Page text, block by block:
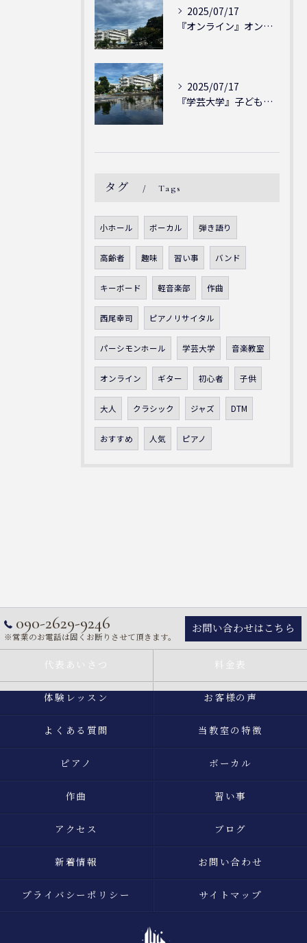
2025/07/17
『オンライン』オンラインの会員様大募集中！シェリー・アーツ音...
2025/07/17
『学芸大学』子どもには子どもの表現が大切！シェリー・アーツ音...
タグ Tags
小ホール ボーカル 弾き語り
高齢者 趣味 習い事 バンド
キーボード 軽音楽部 作曲
西尾幸司 ピアノリサイタル
パーシモンホール 学芸大学 音楽教室
オンライン ギター 初心者 子供
大人 クラシック ジャズ DTM
おすすめ 人気 ピアノ
090-2629-9246
※営業のお電話は固くお断りさせて頂きます。
お問い合わせはこちら
代表あいさつ 料金表
体験レッスン お客様の声
よくある質問 当教室の特徴
ピアノ ボーカル
作曲 習い事
アクセス ブログ
新着情報 お問い合わせ
プライバシーポリシー サイトマップ